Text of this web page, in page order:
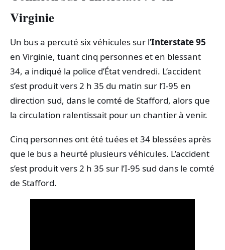
SCIENCES & TECH
Virginie
Un bus a percuté six véhicules sur l’Interstate 95
en Virginie, tuant cinq personnes et en blessant
34, a indiqué la police d’État vendredi. L’accident
s’est produit vers 2 h 35 du matin sur l’I‑95 en
direction sud, dans le comté de Stafford, alors que
la circulation ralentissait pour un chantier à venir.
Cinq personnes ont été tuées et 34 blessées après
que le bus a heurté plusieurs véhicules. L’accident
s’est produit vers 2 h 35 sur l’I‑95 sud dans le comté
de Stafford.